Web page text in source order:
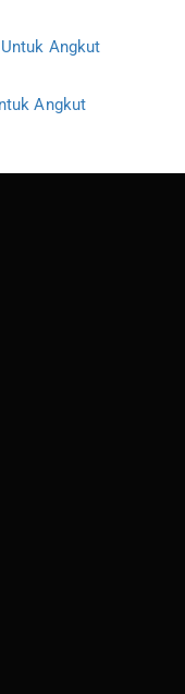
Angkut
Angkut